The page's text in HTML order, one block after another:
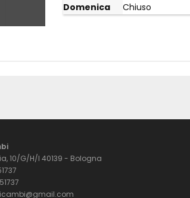
Domenica
Chiuso
10/G/H/I 40139 - Bologna